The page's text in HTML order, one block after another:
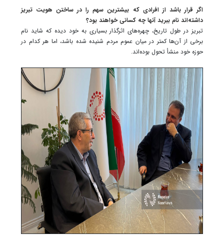
اگر قرار باشد از افرادی که بیشترین سهم را در ساختن هویت تبریز
داشته‌اند نام ببرید آنها چه کسانی خواهند بود؟
تبریز در طول تاریخ، چهره‌های اثرگذار بسیاری به خود دیده که شاید نام
برخی از آن‌ها کمتر در میان عموم مردم شنیده شده باشد، اما هر کدام در
حوزه خود منشأ تحول بوده‌اند.